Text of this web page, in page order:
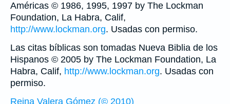
Américas © 1986, 1995, 1997 by The Lockman
Foundation, La Habra, Calif,
http://www.lockman.org. Usadas con permiso.
Las citas bíblicas son tomadas Nueva Biblia de los
Hispanos © 2005 by The Lockman Foundation, La
Habra, Calif, http://www.lockman.org. Usadas con
permiso.
Reina Valera Gómez (© 2010)